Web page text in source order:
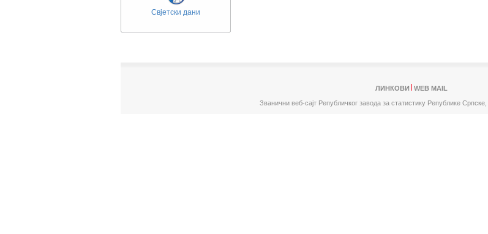
Свјетски дани
ЛИНКОВИ
WEB MAIL
Званични веб-сајт Републичког завода за статистику Републике Српске,